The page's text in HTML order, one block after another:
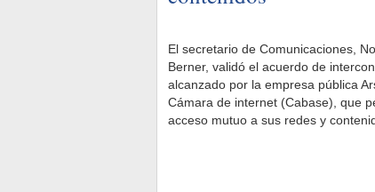
El secretario de Comunicaciones,
Berner, validó el acuerdo de
alcanzado por la empresa pública
Cámara de internet (Cabase), que
acceso mutuo a sus redes y